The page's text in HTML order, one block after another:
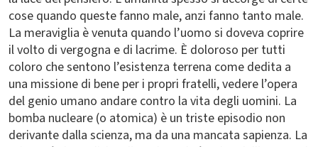
cose quando queste fanno male, anzi fanno tanto male.
La meraviglia è venuta quando l’uomo si doveva coprire
il volto di vergogna e di lacrime. È doloroso per tutti
coloro che sentono l’esistenza terrena come dedita a
una missione di bene per i propri fratelli, vedere l’opera
del genio umano andare contro la vita degli uomini. La
bomba nucleare (o atomica) è un triste episodio non
derivante dalla scienza, ma da una mancata sapienza. La